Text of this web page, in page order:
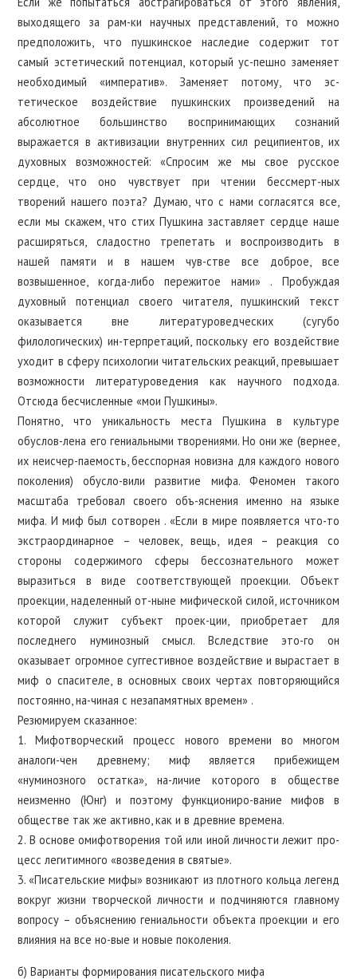
выходящего за рам-ки научных представлений, то можно
предположить, что пушкинское наследие содержит тот
самый эстетический потенциал, который ус-пешно заменяет
необходимый «императив». Заменяет потому, что эс-
тетическое воздействие пушкинских произведений на
абсолютное большинство воспринимающих сознаний
выражается в активизации внутренних сил реципиентов, их
духовных возможностей: «Спросим же мы свое русское
сердце, что оно чувствует при чтении бессмерт-ных
творений нашего поэта? Думаю, что с нами согласятся все,
если мы скажем, что стих Пушкина заставляет сердце наше
расширяться, сладостно трепетать и воспроизводить в
нашей памяти и в нашем чув-стве все доброе, все
возвышенное, когда-либо пережитое нами» . Пробуждая
духовный потенциал своего читателя, пушкинский текст
оказывается вне литературоведческих (сугубо
филологических) ин-терпретаций, поскольку его воздействие
уходит в сферу психологии читательских реакций, превышает
возможности литературоведения как научного подхода.
Отсюда бесчисленные «мои Пушкины».
Понятно, что уникальность места Пушкина в культуре
обуслов-лена его гениальными творениями. Но они же (вернее,
их неисчер-паемость, бесспорная новизна для каждого нового
поколения) обусло-вили развитие мифа. Феномен такого
масштаба требовал своего объ-яснения именно на языке
мифа. И миф был сотворен . «Если в мире появляется что-то
экстраординарное – человек, вещь, идея – реакция со
стороны содержимого сферы бессознательного может
выразиться в виде соответствующей проекции. Объект
проекции, наделенный от-ныне мифической силой, источником
которой служит субъект проек-ции, приобретает для
последнего нуминозный смысл. Вследствие это-го он
оказывает огромное суггестивное воздействие и вырастает в
миф о спасителе, в основных своих чертах повторяющийся
постоянно, на-чиная с незапамятных времен» .
Резюмируем сказанное:
1. Мифотворческий процесс нового времени во многом
аналоги-чен древнему; миф является прибежищем
«нуминозного остатка», на-личие которого в обществе
неизменно (Юнг) и поэтому функциониро-вание мифов в
обществе так же активно, как и в древние времена.
2. В основе омифотворения той или иной личности лежит про-
цесс легитимного «возведения в святые».
3. «Писательские мифы» возникают из плотного кольца легенд
вокруг жизни творческой личности и подчиняются главному
вопросу – объяснению гениальности объекта проекции и его
влияния на все но-вые и новые поколения.
б) Варианты формирования писательского мифа